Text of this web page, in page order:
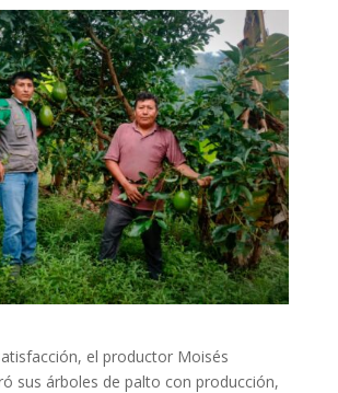
el productor Moisés
sus árboles de palto con producción,